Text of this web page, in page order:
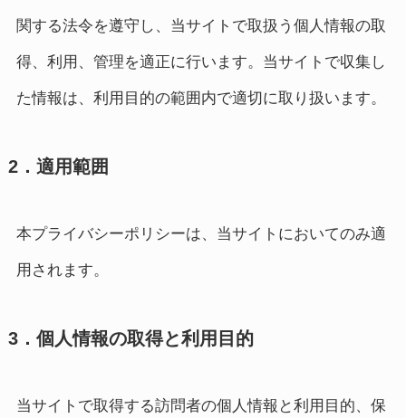
関する法令を遵守し、当サイトで取扱う個人情報の取
得、利用、管理を適正に行います。当サイトで収集し
た情報は、利用目的の範囲内で適切に取り扱います。
2．適用範囲
本プライバシーポリシーは、当サイトにおいてのみ適
用されます。
3．個人情報の取得と利用目的
当サイトで取得する訪問者の個人情報と利用目的、保